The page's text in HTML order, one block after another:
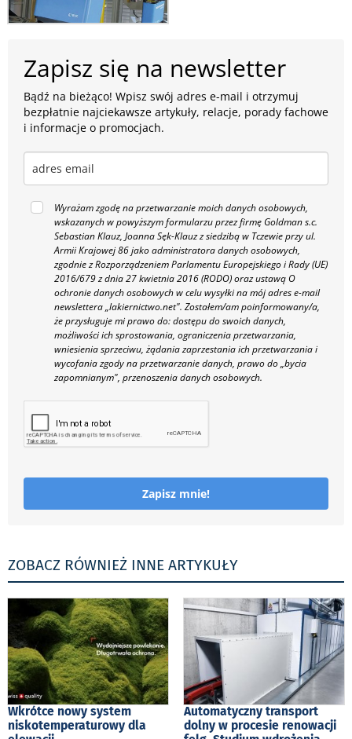
Zapisz się na newsletter
Bądź na bieżąco! Wpisz swój adres e-mail i otrzymuj
bezpłatnie najciekawsze artykuły, relacje, porady fachowe
i informacje o promocjach.
Wyrażam zgodę na przetwarzanie moich danych osobowych,
wskazanych w powyższym formularzu przez firmę Goldman s.c.
Sebastian Klauz, Joanna Sęk-Klauz z siedzibą w Tczewie przy ul.
Armii Krajowej 86 jako administratora danych osobowych,
zgodnie z Rozporządzeniem Parlamentu Europejskiego i Rady (UE)
2016/679 z dnia 27 kwietnia 2016 (RODO) oraz ustawą O
ochronie danych osobowych w celu wysyłki na mój adres e-mail
newslettera „lakiernictwo.net". Zostałem/am poinformowany/a,
że przysługuje mi prawo do: dostępu do swoich danych,
możliwości ich sprostowania, ograniczenia przetwarzania,
wniesienia sprzeciwu, żądania zaprzestania ich przetwarzania i
wycofania zgody na przetwarzanie danych, prawo do „bycia
zapomnianym", przenoszenia danych osobowych.
Zapisz mnie!
ZOBACZ RÓWNIEŻ INNE ARTYKUŁY
Wkrótce nowy system
niskotemperaturowy dla
Automatyczny transport
dolny w procesie renowacji